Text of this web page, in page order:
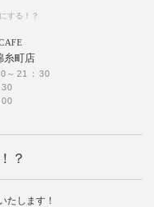
する！？
糸町店
～21：30
？
たします！